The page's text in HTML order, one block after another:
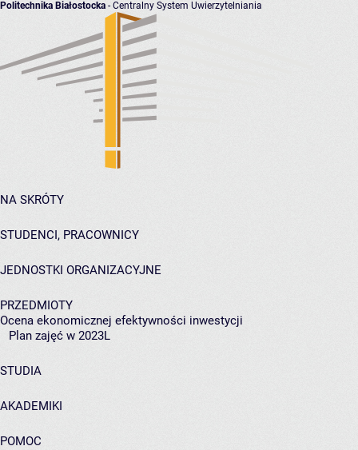
Politechnika Białostocka - Centralny System Uwierzytelniania
NA SKRÓTY
STUDENCI, PRACOWNICY
JEDNOSTKI ORGANIZACYJNE
PRZEDMIOTY
Ocena ekonomicznej efektywności inwestycji
Plan zajęć w 2023L
STUDIA
AKADEMIKI
POMOC